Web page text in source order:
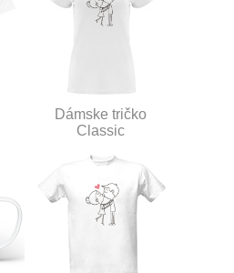
Dámske tričko
Classic